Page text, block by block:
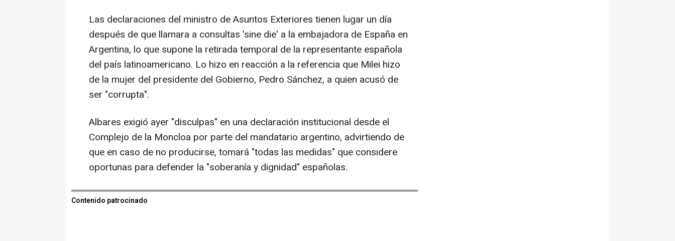
Las declaraciones del ministro de Asuntos Exteriores tienen lugar un día
después de que llamara a consultas 'sine die' a la embajadora de España en
Argentina, lo que supone la retirada temporal de la representante española
del país latinoamericano. Lo hizo en reacción a la referencia que Milei hizo
de la mujer del presidente del Gobierno, Pedro Sánchez, a quien acusó de
ser "corrupta".
Albares exigió ayer "disculpas" en una declaración institucional desde el
Complejo de la Moncloa por parte del mandatario argentino, advirtiendo de
que en caso de no producirse, tomará "todas las medidas" que considere
oportunas para defender la "soberanía y dignidad" españolas.
Contenido patrocinado